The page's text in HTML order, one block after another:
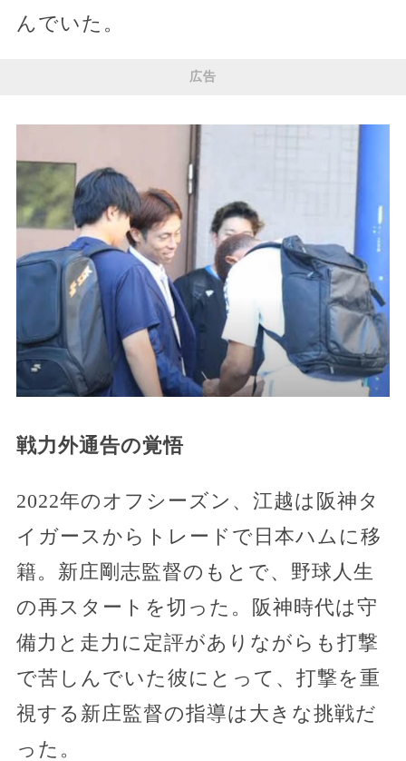
んでいた。
広告
戦力外通告の覚悟
2022年のオフシーズン、江越は阪神タ
イガースからトレードで日本ハムに移
籍。新庄剛志監督のもとで、野球人生
の再スタートを切った。阪神時代は守
備力と走力に定評がありながらも打撃
で苦しんでいた彼にとって、打撃を重
視する新庄監督の指導は大きな挑戦だ
った。